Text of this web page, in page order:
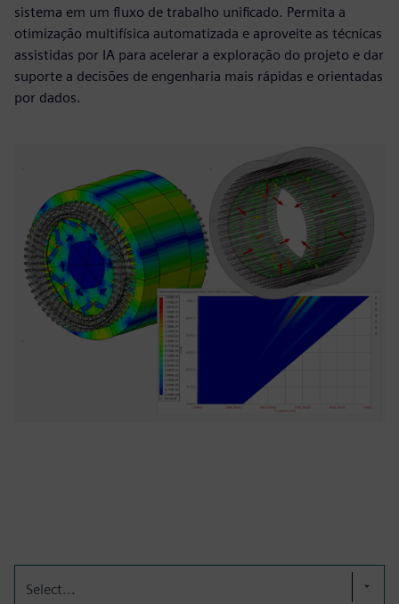
sistema em um fluxo de trabalho unificado. Permita a
otimização multifísica automatizada e aproveite as técnicas
assistidas por IA para acelerar a exploração do projeto e dar
suporte a decisões de engenharia mais rápidas e orientadas
por dados.
Select...